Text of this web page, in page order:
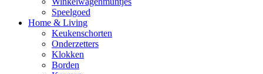
Speelgoed
Home & Living
Keukenschorten
Onderzetters
Klokken
Borden